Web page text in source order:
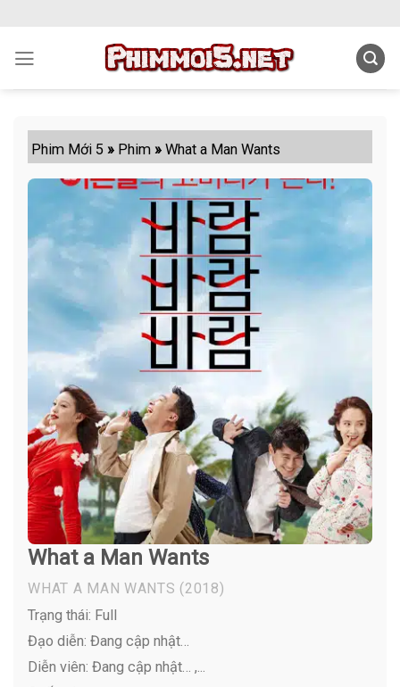
content
Phim Mới 5 » Phim »What a Man Wants
What a Man Wants
WHAT A MAN WANTS (2018)
Trạng thái: Full
Đạo diễn: Đang cập nhật…
Diễn viên: Đang cập nhật… ,...